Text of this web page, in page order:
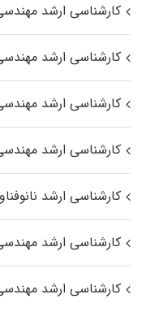
کارشناسی ارشد
کارشناسی ارشد
کارشناسی ارشد
کارشناسی ارشد
کارشناسی ارشد
کارشناسی ارشد
کارشناسی ارشد